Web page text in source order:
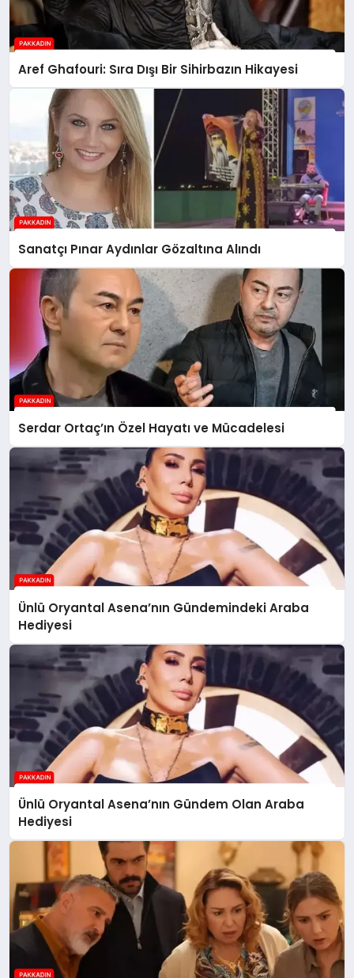
Aref Ghafouri: Sıra Dışı Bir Sihirbazın Hikayesi
Sanatçı Pınar Aydınlar Gözaltına Alındı
Serdar Ortaç’ın Özel Hayatı ve Mücadelesi
Ünlü Oryantal Asena’nın Gündemindeki Araba
Hediyesi
Ünlü Oryantal Asena’nın Gündem Olan Araba
Hediyesi